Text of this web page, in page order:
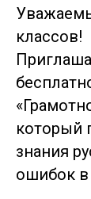
классов!
который
знания
ошибок